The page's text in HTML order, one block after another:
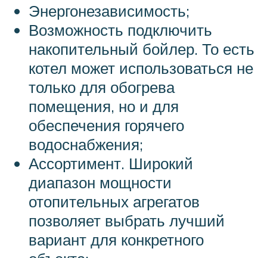
Энергонезависимость;
Возможность подключить
накопительный бойлер. То есть
котел может использоваться не
только для обогрева
помещения, но и для
обеспечения горячего
водоснабжения;
Ассортимент. Широкий
диапазон мощности
отопительных агрегатов
позволяет выбрать лучший
вариант для конкретного